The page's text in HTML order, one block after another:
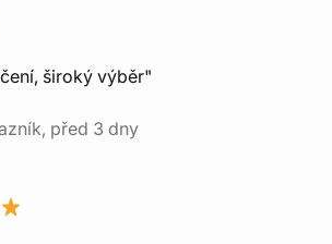
široký výběr"
před 3 dny